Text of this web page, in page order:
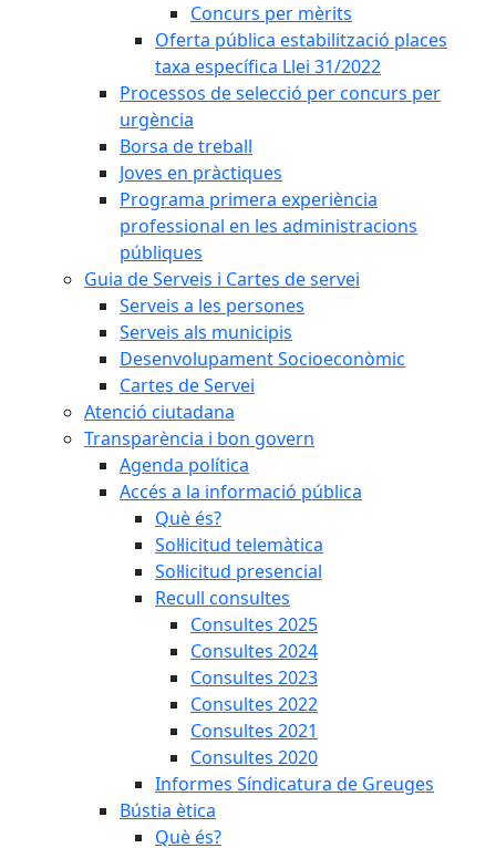
Concurs per mèrits
Oferta pública estabilització places
taxa específica Llei 31/2022
Processos de selecció per concurs per
urgència
Borsa de treball
Joves en pràctiques
Programa primera experiència
professional en les administracions
públiques
Guia de Serveis i Cartes de servei
Serveis a les persones
Serveis als municipis
Desenvolupament Socioeconòmic
Cartes de Servei
Atenció ciutadana
Transparència i bon govern
Agenda política
Accés a la informació pública
Què és?
Sol·licitud telemàtica
Sol·licitud presencial
Recull consultes
Consultes 2025
Consultes 2024
Consultes 2023
Consultes 2022
Consultes 2021
Consultes 2020
Informes Síndicatura de Greuges
Bústia ètica
Què és?